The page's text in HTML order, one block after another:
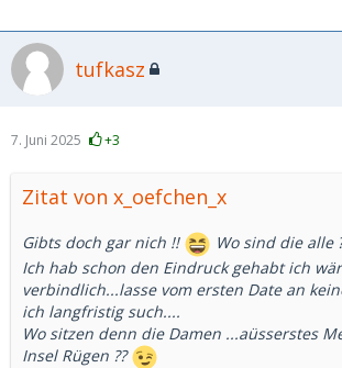
tufkasz
7. Juni 2025 +3
Zitat von x_oefchen_x
Gibts doch gar nich !!
Wo sind die alle
Ich hab schon den Eindruck gehabt ich
verbindlich...lasse vom ersten Date an
ich langfristig such....
Wo sitzen denn die Damen ...aüsserstes
Insel Rügen ??